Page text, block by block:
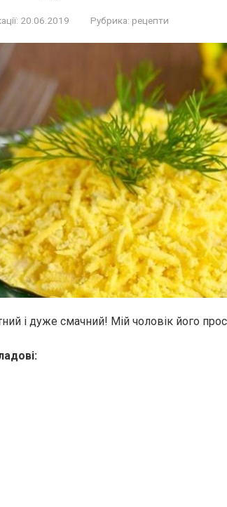
20.06.2019 Рубрика: рецепти
і дуже смачний! Мій чоловік його